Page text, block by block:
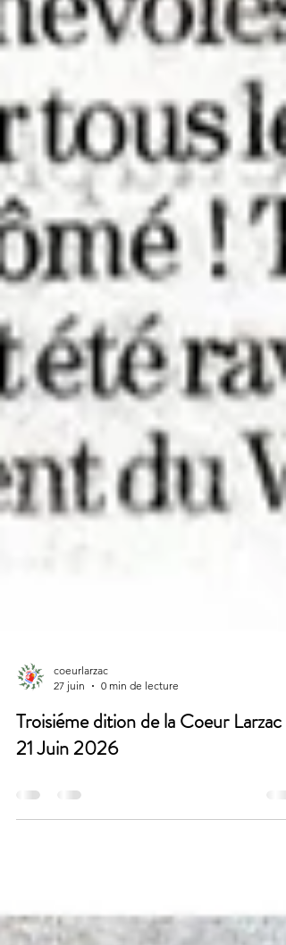
coeurlarzac
27 juin
0 min de lecture
Troisiéme dition de la Coeur Larzac le
21 Juin 2026